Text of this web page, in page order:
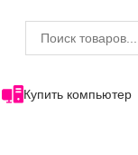
Купить компьютер